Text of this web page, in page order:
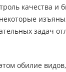
качества и
задач
обилие